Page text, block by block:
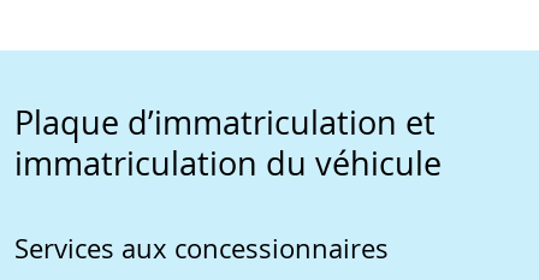
Plaque d’immatriculation et
immatriculation du véhicule
Services aux concessionnaires